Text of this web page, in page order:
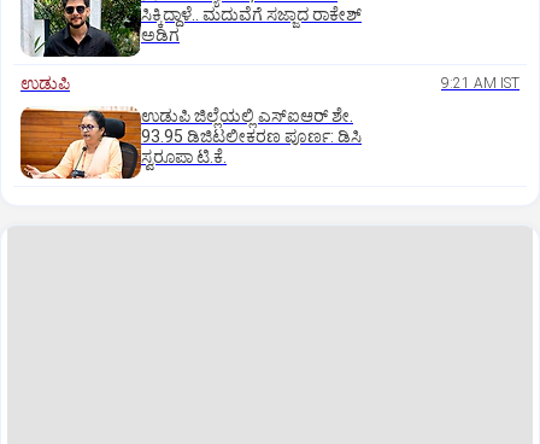
ಸಿಕ್ಕಿದ್ದಾಳೆ.. ಮದುವೆಗೆ ಸಜ್ಜಾದ ರಾಕೇಶ್
ಅಡಿಗ
ಉಡುಪಿ 9:21 AM IST
ಉಡುಪಿ ಜಿಲ್ಲೆಯಲ್ಲಿ ಎಸ್‌ಐಆರ್‌ ಶೇ.
93.95 ಡಿಜಿಟಲೀಕರಣ ಪೂರ್ಣ: ಡಿಸಿ
ಸ್ವರೂಪಾ ಟಿ.ಕೆ.